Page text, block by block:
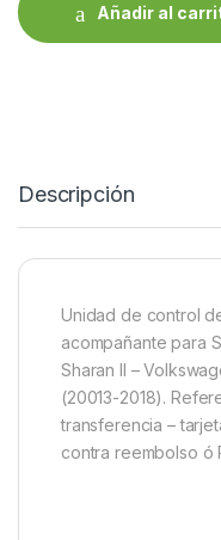
Añadir al
Descripción
Unidad de control
acompañante para
Sharan II –
(20013-2018).
transferencia –
contra reembolso ó